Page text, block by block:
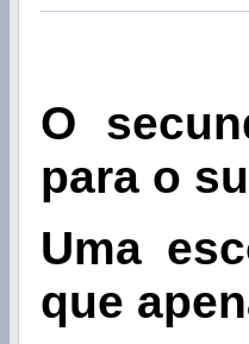
O
para o
Uma
que